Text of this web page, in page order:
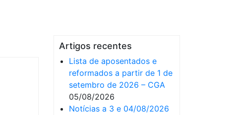
Artigos recentes
Lista de aposentados e
reformados a partir de 1 de
setembro de 2026 – CGA
05/08/2026
Notícias a 3 e 04/08/2026